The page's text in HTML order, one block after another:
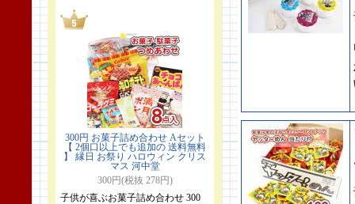
300円 お菓子詰め合わせ Aセット
【 2個口以上でも追加の 送料無料
】 縁日 お祭り ハロウィン クリス
マス 河中堂
300円(税抜 278円)
子供が喜ぶお菓子詰め合わせ 300